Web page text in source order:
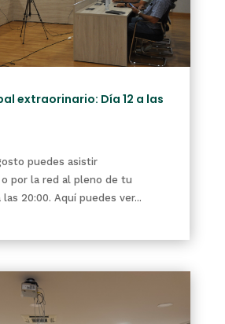
extraorinario: Día 12 a las
puedes asistir
por la red al pleno de tu
20:00. Aquí puedes ver...